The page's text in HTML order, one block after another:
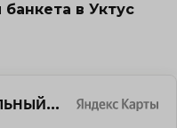
в Уктус